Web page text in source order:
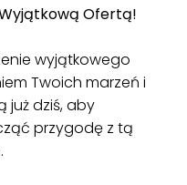
Wyjątkową Ofertą!
wyjątkowego
Twoich marzeń i
już dziś, aby
przygodę z tą